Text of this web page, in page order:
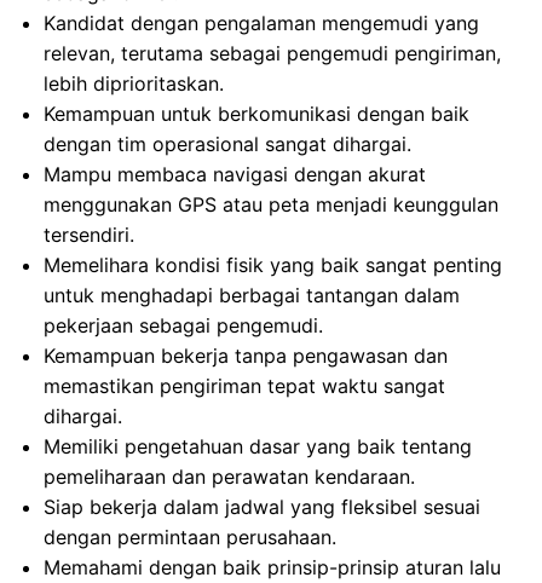
Kandidat dengan pengalaman mengemudi yang
relevan, terutama sebagai pengemudi pengiriman,
lebih diprioritaskan.
Kemampuan untuk berkomunikasi dengan baik
dengan tim operasional sangat dihargai.
Mampu membaca navigasi dengan akurat
menggunakan GPS atau peta menjadi keunggulan
tersendiri.
Memelihara kondisi fisik yang baik sangat penting
untuk menghadapi berbagai tantangan dalam
pekerjaan sebagai pengemudi.
Kemampuan bekerja tanpa pengawasan dan
memastikan pengiriman tepat waktu sangat
dihargai.
Memiliki pengetahuan dasar yang baik tentang
pemeliharaan dan perawatan kendaraan.
Siap bekerja dalam jadwal yang fleksibel sesuai
dengan permintaan perusahaan.
Memahami dengan baik prinsip-prinsip aturan lalu